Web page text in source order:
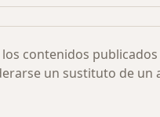
los contenidos
un sustituto de un